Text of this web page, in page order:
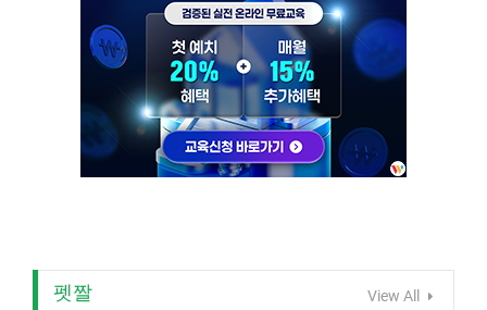
펫짤 View All